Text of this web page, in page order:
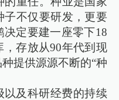
子不仅要研发，更要
定要建一座零下18
存放从90年代到现
提供源源不断的“种
以及科研经费的持续